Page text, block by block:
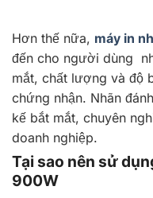
Hơn thế nữa, máy in
đến cho người dùng
mắt, chất lượng và độ
chứng nhận. Nhãn
kế bắt mắt, chuyên
doanh nghiệp.
Tại sao nên sử
900W